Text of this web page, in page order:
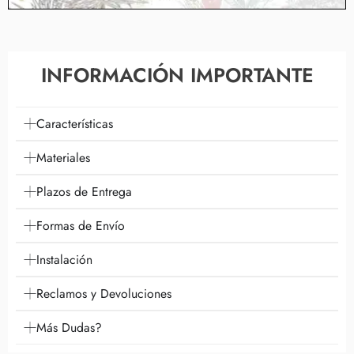
INFORMACIÓN IMPORTANTE
Características
Materiales
Plazos de Entrega
Formas de Envío
Instalación
Reclamos y Devoluciones
Más Dudas?